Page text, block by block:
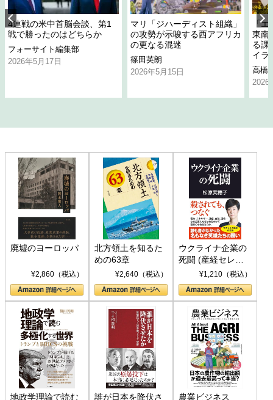
4連戦の米中首脳会談、第1
戦で勝ったのはどちらか
フォーサイト編集部
2026年5月17日
マリ「ジハーディスト組織」
の攻勢が示唆する西アフリカ
の更なる混迷
篠田英朗
2026年5月15日
「
東南
る課
イラ
高橋
2026
廃墟のヨーロッパ
¥2,860（税込）
北方領土を知るた
めの63章
¥2,640（税込）
ウクライナ企業の
死闘 (産経セレク
ト S 039)¥1,210（税込）
地政学理論で読む
誰が日本を降伏さ
農業ビジネス